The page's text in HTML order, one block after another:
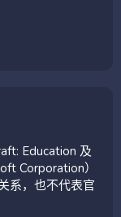
Education 及
Corporation）
系，也不代表官